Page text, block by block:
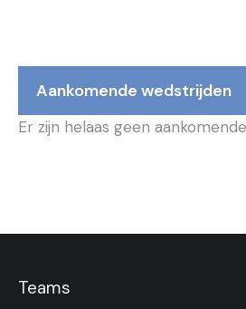
Aankomende wedstrijden
Er zijn helaas geen
Teams